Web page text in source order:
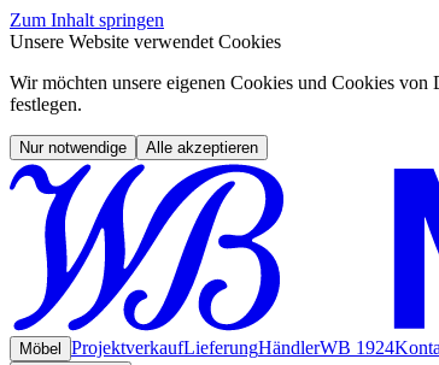
Zum Inhalt springen
Unsere Website verwendet Cookies
Wir möchten unsere eigenen Cookies und Cookies
festlegen.
Nur notwendige Alle akzeptieren
Möbel ProjektverkaufLieferungHändlerWB 1924